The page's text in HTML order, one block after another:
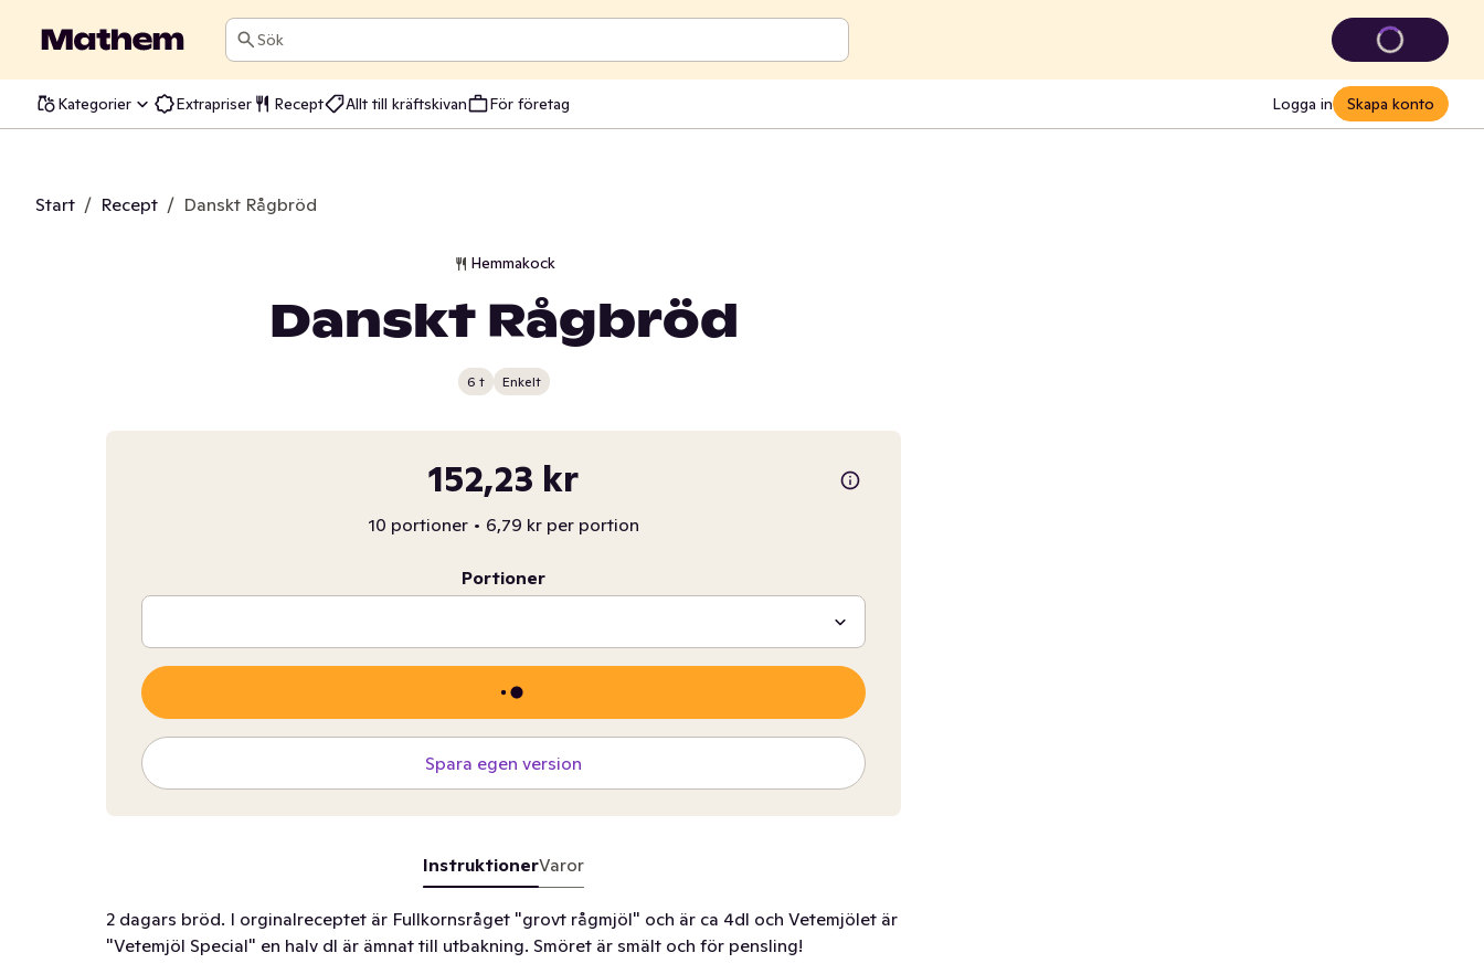
Sök
Kategorier Extrapriser Recept Allt till kräftskivan För företag Logga in Skapa konto
Start / Recept / Danskt Rågbröd
Hemmakock
Danskt Rågbröd
6 t Enkelt
152,23 kr
10 portioner • 6,79 kr per portion
Portioner
Spara egen version
InstruktionerVaror
2 dagars bröd. I orginalreceptet är Fullkornsråget "grovt rågmjöl" och är ca 4dl och Vetemjölet är
"Vetemjöl Special" en halv dl är ämnat till utbakning. Smöret är smält och för pensling!